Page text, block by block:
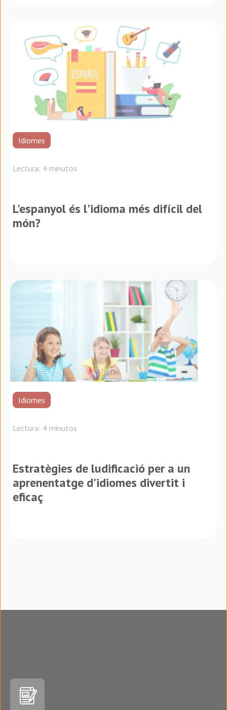
Idiomes
Lectura: 4 minutos
L'espanyol és l'idioma més difícil del
món?
Idiomes
Lectura: 4 minutos
Estratègies de ludificació per a un
aprenentatge d'idiomes divertit i
eficaç